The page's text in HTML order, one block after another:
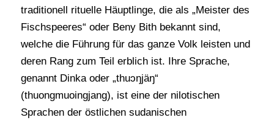
traditionell rituelle Häuptlinge, die als „Meister des
Fischspeeres“ oder Beny Bith bekannt sind,
welche die Führung für das ganze Volk leisten und
deren Rang zum Teil erblich ist. Ihre Sprache,
genannt Dinka oder „thuɔŋjäŋ“
(thuongmuoingjang), ist eine der nilotischen
Sprachen der östlichen sudanischen